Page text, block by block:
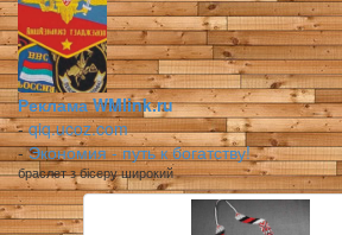
Реклама WMlink.ru
-qiq.ucoz.com
-Экономия - путь к богатству!
браслет з бісеру широкий